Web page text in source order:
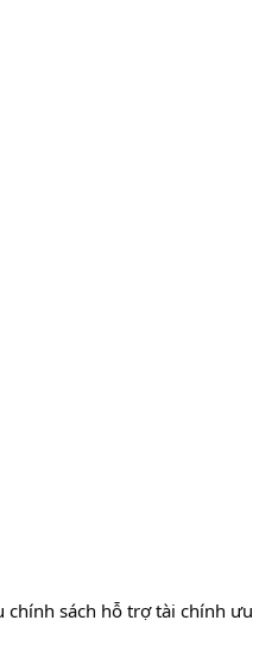
sách hỗ trợ tài chính ưu